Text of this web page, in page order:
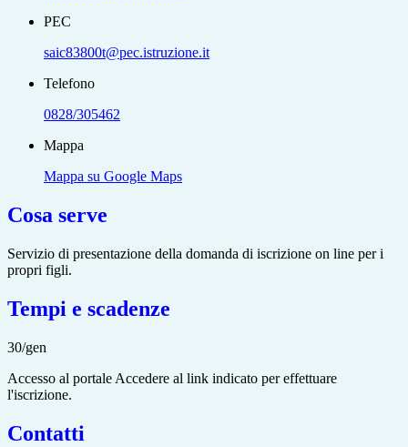
PEC
saic83800t@pec.istruzione.it
Telefono
0828/305462
Mappa
Mappa su Google Maps
Cosa serve
Servizio di presentazione della domanda di iscrizione on line per i
propri figli.
Tempi e scadenze
30/gen
Accesso al portale Accedere al link indicato per effettuare
l'iscrizione.
Contatti